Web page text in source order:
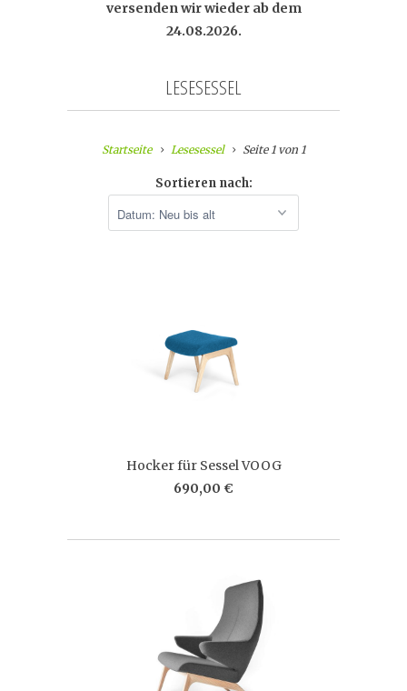
versenden wir wieder ab dem
24.08.2026.
LESESESSEL
Startseite Lesesessel Seite 1 von 1
Sortieren nach:
Hocker für Sessel VOOG
690,00 €